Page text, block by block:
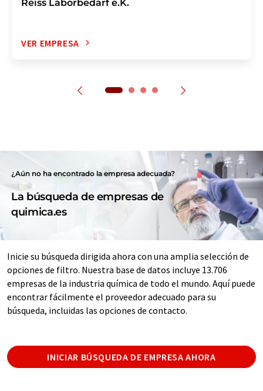
Reiss Laborbedarf e.K.
VER EMPRESA
¿Aún no ha encontrado la empresa adecuada?
La búsqueda de empresas de
quimica.es
Inicie su búsqueda dirigida ahora con una amplia selección de
opciones de filtro. Nuestra base de datos incluye 13.706
empresas de la industria química de todo el mundo. Aquí puede
encontrar fácilmente el proveedor adecuado para su
búsqueda, incluidas las opciones de contacto.
INICIAR BÚSQUEDA DE EMPRESA AHORA